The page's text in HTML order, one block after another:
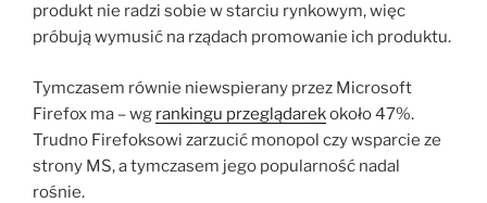
produkt nie radzi sobie w starciu rynkowym, więc
próbują wymusić na rządach promowanie ich produktu.
Tymczasem równie niewspierany przez Microsoft
Firefox ma – wg rankingu przeglądarekokoło 47%.
Trudno Firefoksowi zarzucić monopol czy wsparcie ze
strony MS, a tymczasem jego popularność nadal
rośnie.